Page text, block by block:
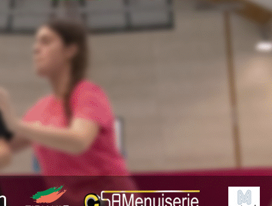
Exporter les lignes sélectionnées
Exporter toutes les colonnes
Exporter uniquement les colonnes affichées
Planning
Derniers Résultats
Résumé des matchs
?>
Images de la page d'accueil
Cliquez pour éditer